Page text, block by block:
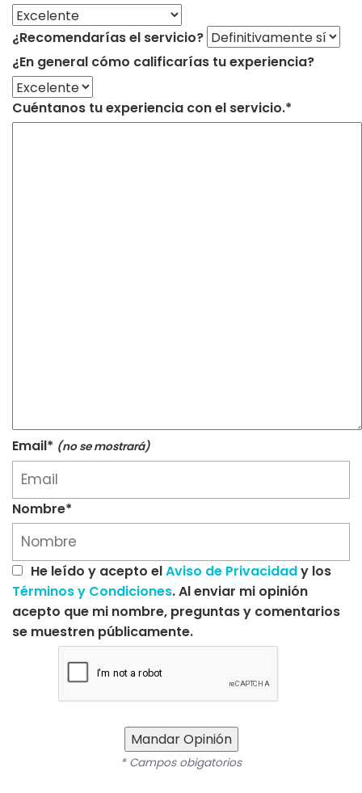
¿Recomendarías el servicio?
¿En general cómo calificarías tu experiencia?
Cuéntanos tu experiencia con el servicio.*
Email* (no se mostrará)
Nombre*
He leído y acepto elAviso de Privacidady los
Términos y Condiciones. Al enviar mi opinión
acepto que mi nombre, preguntas y comentarios
se muestren públicamente.
Mandar Opinión
* Campos obigatorios